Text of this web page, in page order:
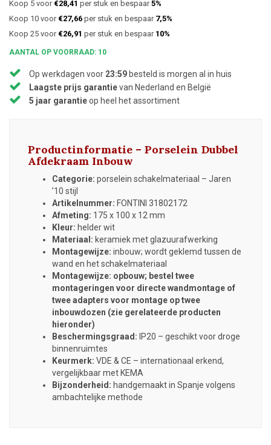
Koop 5 voor €28,41 per stuk en bespaar5%
Koop 10 voor €27,66 per stuk en bespaar 7,5%
Koop 25 voor €26,91 per stuk en bespaar 10%
AANTAL OP VOORRAAD: 10
Op werkdagen voor 23:59 besteld is morgen al in huis
Laagste prijs garantievan Nederland en België
5 jaar garantieop heel het assortiment
Productinformatie – Porselein Dubbel
Afdekraam Inbouw
Categorie: porselein schakelmateriaal – Jaren
’10 stijl
Artikelnummer: FONTINI 31802172
Afmeting: 175 x 100 x 12 mm
Kleur: helder wit
Materiaal: keramiek met glazuurafwerking
Montagewijze: inbouw; wordt geklemd tussen de
wand en het schakelmateriaal
Montagewijze: opbouw; bestel twee
montageringen voor directe wandmontage of
twee adapters voor montage op twee
inbouwdozen (zie gerelateerde producten
hieronder)
Beschermingsgraad: IP20 – geschikt voor droge
binnenruimtes
Keurmerk: VDE & CE – internationaal erkend,
vergelijkbaar met KEMA
Bijzonderheid: handgemaakt in Spanje volgens
ambachtelijke methode